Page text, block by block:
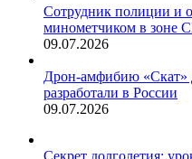
Сотрудник полиции и
минометчиком в зоне
09.07.2026
Дрон-амфибию «Скат»
разработали в России
09.07.2026
Секрет долголетия: